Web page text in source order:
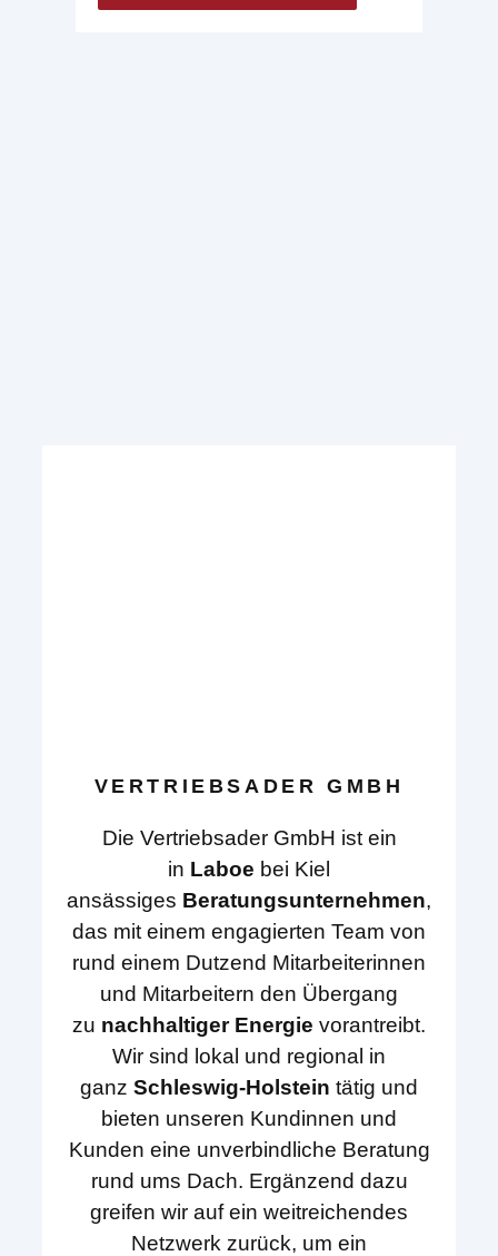
VERTRIEBSADER GMBH
Die Vertriebsader GmbH ist ein
in Laboe bei Kiel
ansässiges Beratungsunternehmen,
das mit einem engagierten Team von
rund einem Dutzend Mitarbeiterinnen
und Mitarbeitern den Übergang
zu nachhaltiger Energie vorantreibt.
Wir sind lokal und regional in
ganz Schleswig-Holstein tätig und
bieten unseren Kundinnen und
Kunden eine unverbindliche Beratung
rund ums Dach. Ergänzend dazu
greifen wir auf ein weitreichendes
Netzwerk zurück, um ein